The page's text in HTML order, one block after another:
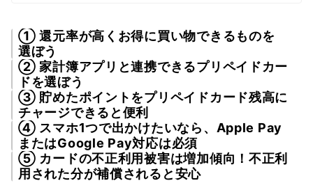
① 還元率が高くお得に買い物できるものを
選ぼう
② 家計簿アプリと連携できるプリペイドカー
ドを選ぼう
③ 貯めたポイントをプリペイドカード残高に
チャージできると便利
④ スマホ1つで出かけたいなら、Apple Pay
またはGoogle Pay対応は必須
⑤ カードの不正利用被害は増加傾向！不正利
用された分が補償されると安心